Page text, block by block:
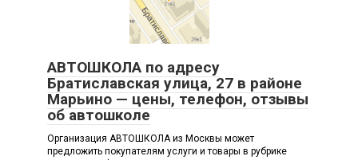
АВТОШКОЛА по адресу
Братиславская улица, 27 в районе
Марьино — цены, телефон, отзывы
об автошколе
Организация АВТОШКОЛА из Москвы может
предложить покупателям услуги и товары в рубрике